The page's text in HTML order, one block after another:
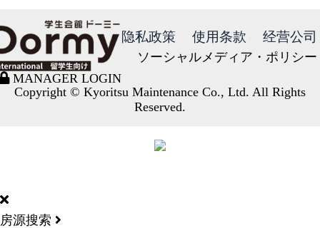
MANAGER LOGIN
隐私政策 使用条款 经营公司
ソーシャルメディア・ポリシー
Copyright © Kyoritsu Maintenance Co., Ltd. All Rights
Reserved.
房源搜索